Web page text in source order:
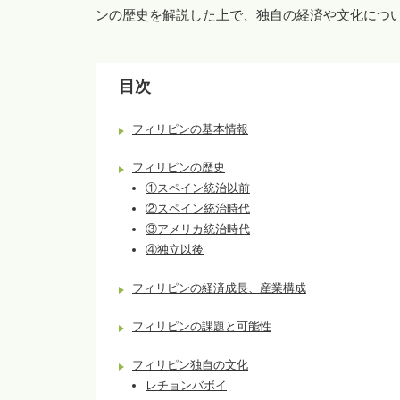
ンの歴史を解説した上で、独自の経済や文化につ
目次
フィリピンの基本情報
フィリピンの歴史
①スペイン統治以前
②スペイン統治時代
③アメリカ統治時代
④独立以後
フィリピンの経済成長、産業構成
フィリピンの課題と可能性
フィリピン独自の文化
レチョンバボイ